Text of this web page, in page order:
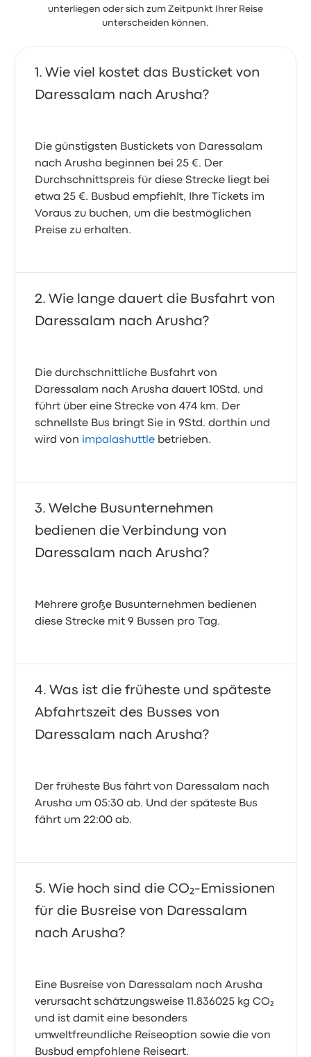
unterliegen oder sich zum Zeitpunkt Ihrer Reise
unterscheiden können.
Wie viel kostet das Busticket von
Daressalam nach Arusha?
Die günstigsten Bustickets von Daressalam
nach Arusha beginnen bei 25 €. Der
Durchschnittspreis für diese Strecke liegt bei
etwa 25 €. Busbud empfiehlt, Ihre Tickets im
Voraus zu buchen, um die bestmöglichen
Preise zu erhalten.
Wie lange dauert die Busfahrt von
Daressalam nach Arusha?
Die durchschnittliche Busfahrt von
Daressalam nach Arusha dauert 10Std. und
führt über eine Strecke von 474 km. Der
schnellste Bus bringt Sie in 9Std. dorthin und
wird von impalashuttle betrieben.
Welche Busunternehmen
bedienen die Verbindung von
Daressalam nach Arusha?
Mehrere große Busunternehmen bedienen
diese Strecke mit 9 Bussen pro Tag.
Was ist die früheste und späteste
Abfahrtszeit des Busses von
Daressalam nach Arusha?
Der früheste Bus fährt von Daressalam nach
Arusha um 05:30 ab. Und der späteste Bus
fährt um 22:00 ab.
Wie hoch sind die CO₂-Emissionen
für die Busreise von Daressalam
nach Arusha?
Eine Busreise von Daressalam nach Arusha
verursacht schätzungsweise 11.836025 kg CO₂
und ist damit eine besonders
umweltfreundliche Reiseoption sowie die von
Busbud empfohlene Reiseart.